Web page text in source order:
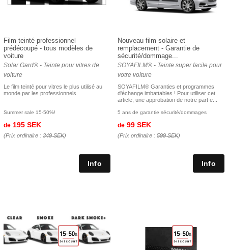
Film teinté professionnel
prédécoupé - tous modèles de
voiture
Solar Gard® - Teinte pour vitres de
voiture
Le film teinté pour vitres le plus utilisé au
monde par les professionnels
Summer sale 15-50%!
de 195 SEK
(Prix ordinaire : 349 SEK)
Nouveau film solaire et
remplacement - Garantie de
sécurité/dommage...
SOYAFILM® - Teinte super facile pour
votre voiture
SOYAFILM® Garanties et programmes
d'échange imbattables ! Pour utiliser cet
article, une approbation de notre part e...
5 ans de garantie sécurité/dommages
de 99 SEK
(Prix ordinaire : 599 SEK)